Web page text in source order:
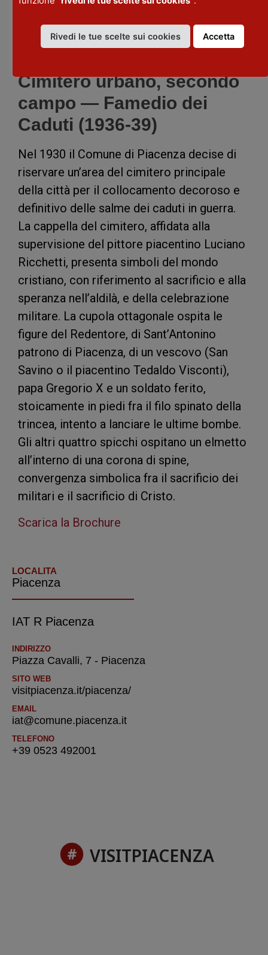
luoghi presso i quali combatterono i
Cimitero urbano, secondo
campo — Famedio dei
Caduti (1936-39)
Nel 1930 il Comune di Piacenza decise di
riservare un’area del cimitero principale
della città per il collocamento decoroso e
definitivo delle salme dei caduti in guerra.
La cappella del cimitero, affidata alla
supervisione del pittore piacentino Luciano
Ricchetti, presenta simboli del mondo
cristiano, con riferimento al sacrificio e alla
speranza nell’aldilà, e della celebrazione
militare. La cupola ottagonale ospita le
figure del Redentore, di Sant’Antonino
patrono di Piacenza, di un vescovo (San
Savino o il piacentino Tedaldo Visconti),
papa Gregorio X e un soldato ferito,
stoicamente in piedi fra il filo spinato della
trincea, intento a lanciare le ultime bombe.
Gli altri quattro spicchi ospitano un elmetto
all’interno di una corona di spine,
convergenza simbolica fra il sacrificio dei
militari e il sacrificio di Cristo.
Scarica la Brochure
LOCALITA
Piacenza
IAT R Piacenza
INDIRIZZO
Piazza Cavalli, 7 - Piacenza
SITO WEB
visitpiacenza.it/piacenza/
EMAIL
iat@comune.piacenza.it
TELEFONO
+39 0523 492001
VISITPIACENZA
Rivedi le tue scelte sui cookies Accetta